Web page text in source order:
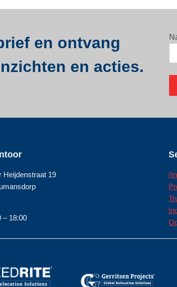
en ontvang
en acties.
Heijdenstraat 19
– 18:00